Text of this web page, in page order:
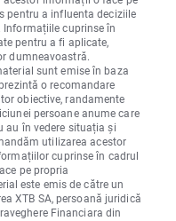
pentru a influenta deciziile
cuprinse în
pentru a fi aplicate,
dumneavoastră.
sunt emise în baza
o recomandare
obiective, randamente
persoane anume care
au în vedere situația și
utilizarea acestor
cuprinse în cadrul
pe propria
este emis de către un
XTB SA, persoană juridică
Financiara din